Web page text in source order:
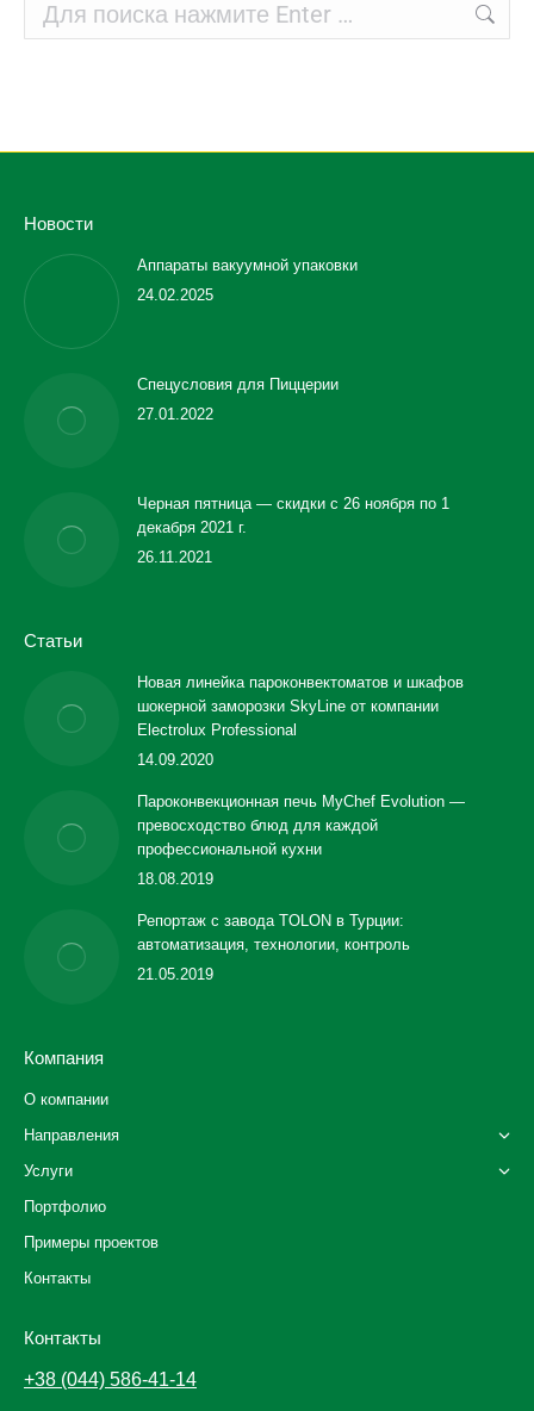
Новости
Аппараты вакуумной упаковки
24.02.2025
Спецусловия для Пиццерии
27.01.2022
Черная пятница — скидки с 26 ноября по 1
декабря 2021 г.
26.11.2021
Статьи
Новая линейка пароконвектоматов и шкафов
шокерной заморозки SkyLine от компании
Electrolux Professional
14.09.2020
Пароконвекционная печь MyChef Evolution —
превосходство блюд для каждой
профессиональной кухни
18.08.2019
Репортаж с завода TOLON в Турции:
автоматизация, технологии, контроль
21.05.2019
Компания
О компании
Направления
Услуги
Портфолио
Примеры проектов
Контакты
Контакты
+38 (044) 586-41-14